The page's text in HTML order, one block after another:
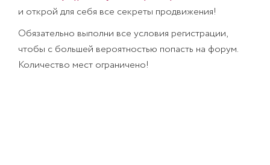
и открой для себя все секреты продвижения!
Обязательно выполни все условия регистрации,
чтобы с большей вероятностью попасть на форум.
Количество мест ограничено!